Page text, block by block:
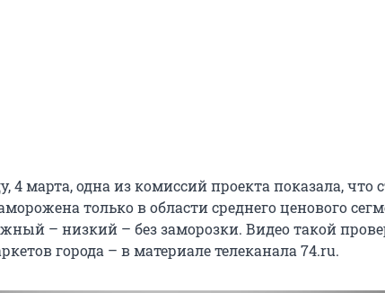
4 марта, одна из комиссий проекта показала, что
только в области среднего ценового
– низкий – без заморозки. Видео такой
города – в материале телеканала 74.ru.